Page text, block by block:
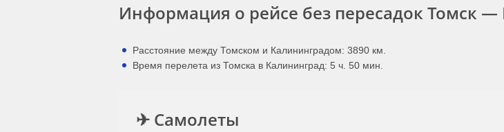
Информация о рейсе без пересадок Томск
Расстояние между Томском и Калининградом: 3890 км.
Время перелета из Томска в Калининград: 5 ч. 50 мин.
✈ Самолеты